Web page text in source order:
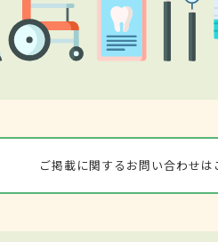
ご掲載に関するお問い合わせは